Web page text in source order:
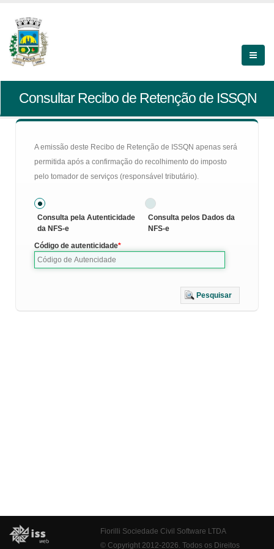
Consultar Recibo de Retenção de ISSQN
A emissão deste Recibo de Retenção de ISSQN apenas será
permitida após a confirmação do recolhimento do imposto
pelo tomador de serviços (responsável tributário).
Consulta pela Autenticidade
da NFS-e
Consulta pelos Dados da
NFS-e
Código de autenticidade
Pesquisar
Fiorilli Sociedade Civil Software LTDA
© Copyright 2012-2026. Todos os Direitos